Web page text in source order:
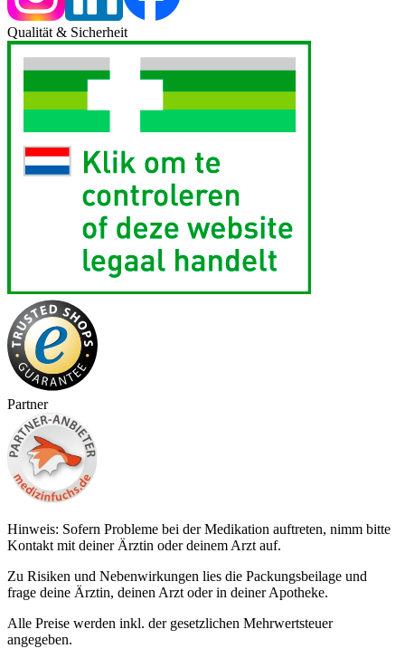
Qualität & Sicherheit
Partner
Hinweis: Sofern Probleme bei der Medikation auftreten, nimm bitte
Kontakt mit deiner Ärztin oder deinem Arzt auf.
Zu Risiken und Nebenwirkungen lies die Packungsbeilage und
frage deine Ärztin, deinen Arzt oder in deiner Apotheke.
Alle Preise werden inkl. der gesetzlichen Mehrwertsteuer
angegeben.